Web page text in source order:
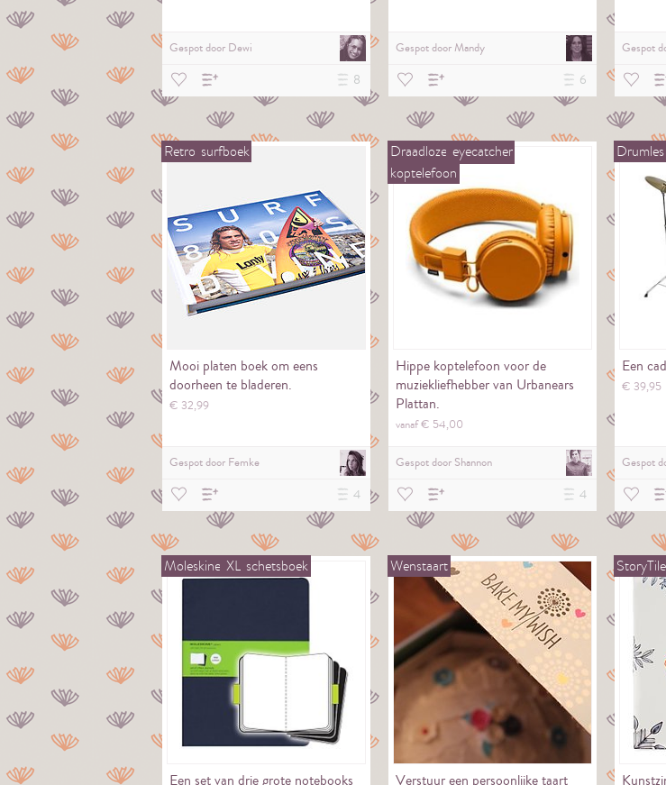
Gespot door Dewi
8
Gespot doorMandy
6
Gespot
Retro surfboek
Mooi platen boek om eens
doorheen te bladeren.
€ 32,99
Gespot door Femke
4
Draadloze eyecatcher
koptelefoon
Hippe koptelefoon voor de
muziekliefhebber van Urbanears
Plattan.
vanaf € 54,00
Gespot door Shannon
4
Drumles
Een
€ 39,95
Gespot
Moleskine XL schetsboek
Een set van drie grote notebooks
Wenstaart
Verstuur een persoonlijke taart